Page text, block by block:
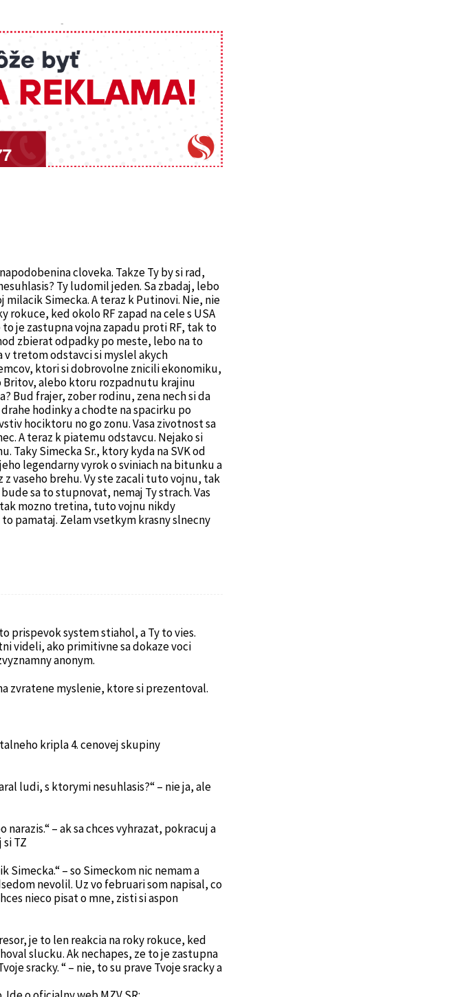
-
cloveka. Takze Ty by si rad,
Ty ludomil jeden. Sa zbadaj, lebo
milacik Simecka. A teraz k Putinovi. Nie, nie
rokuce, ked okolo RF zapad na cele s USA
je zastupna vojna zapadu proti RF, tak to
zbierat odpadky po meste, lebo na to
v tretom odstavci si myslel akych
ktori si dobrovolne znicili ekonomiku,
Britov, alebo ktoru rozpadnutu krajinu
Bud frajer, zober rodinu, zena nech si da
hodinky a chodte na spacirku po
hociktoru no go zonu. Vasa zivotnost sa
A teraz k piatemu odstavcu. Nejako si
Taky Simecka Sr., ktory kyda na SVK od
legendarny vyrok o sviniach na bitunku a
vaseho brehu. Vy ste zacali tuto vojnu, tak
sa to stupnovat, nemaj Ty strach. Vas
mozno tretina, tuto vojnu nikdy
pamataj. Zelam vsetkym krasny slnecny
prispevok system stiahol, a Ty to vies.
videli, ako primitivne sa dokaze voci
anonym.
zvratene myslenie, ktore si prezentoval.
kripla 4. cenovej skupiny
ludi, s ktorymi nesuhlasis?“ – nie ja, ale
– ak sa chces vyhrazat, pokracuj a
TZ
Simecka.“ – so Simeckom nic nemam a
nevolil. Uz vo februari som napisal, co
nieco pisat o mne, zisti si aspon
je to len reakcia na roky rokuce, ked
slucku. Ak nechapes, ze to je zastupna
sracky. “ – nie, to su prave Tvoje sracky a